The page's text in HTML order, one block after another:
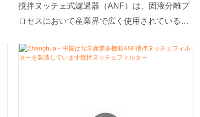
撹拌ヌッチェ式濾過器（ANF）は、固液分離プ
ロセスにおいて産業界で広く使用されている汎
濾材を備えた円筒形の容器と、内部に撹拌機を
ANFには、洗浄、乾燥、ケーキ排出などの機能